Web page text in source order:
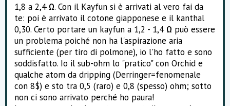
1,8 a 2,4 Ω. Con il Kayfun si è arrivati al vero fai da
te: poi è arrivato il cotone giapponese e il kanthal
0,30. Certo portare un kayfun a 1,2 - 1,4 Ω può essere
un problema poiché non ha l'aspirazione aria
sufficiente (per tiro di polmone), io l'ho fatto e sono
soddisfatto. Io il sub-ohm lo "pratico" con Orchid e
qualche atom da dripping (Derringer=fenomenale
con 8$) e sto tra 0,5 (raro) e 0,8 (spesso) ohm; sotto
non ci sono arrivato perché ho paura!